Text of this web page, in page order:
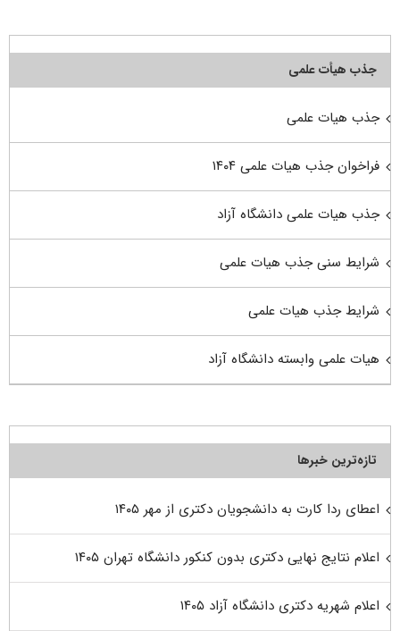
جذب هیأت علمی
جذب هیات علمی
فراخوان جذب هیات علمی ۱۴۰۴
جذب هیات علمی دانشگاه آزاد
شرایط سنی جذب هیات علمی
شرایط جذب هیات علمی
هیات علمی وابسته دانشگاه آزاد
تازه‌ترین خبرها
اعطای ردا کارت به دانشجویان دکتری از مهر ۱۴۰۵
اعلام نتایج نهایی دکتری بدون کنکور دانشگاه تهران ۱۴۰۵
اعلام شهریه دکتری دانشگاه آزاد ۱۴۰۵